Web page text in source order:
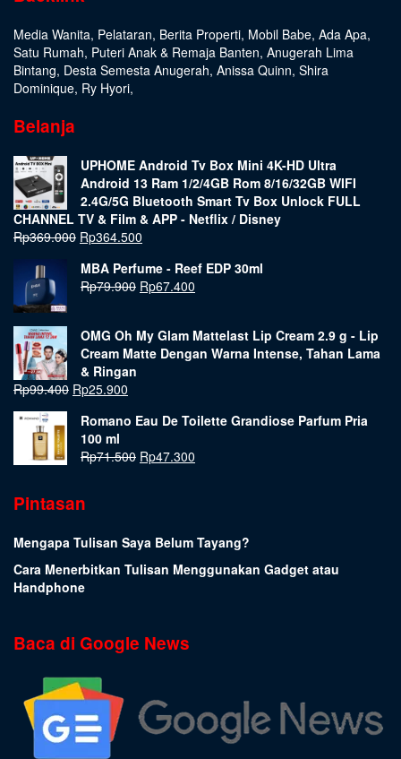
Media Wanita, Pelataran, Berita Properti, Mobil Babe, Ada Apa,
Satu Rumah, Puteri Anak & Remaja Banten, Anugerah Lima
Bintang, Desta Semesta Anugerah, Anissa Quinn, Shira
Dominique, Ry Hyori,
Belanja
UPHOME Android Tv Box Mini 4K-HD Ultra
Android 13 Ram 1/2/4GB Rom 8/16/32GB WIFI
2.4G/5G Bluetooth Smart Tv Box Unlock FULL
CHANNEL TV & Film & APP - Netflix / Disney
Rp369.000 Rp364.500
MBA Perfume - Reef EDP 30ml
Rp79.900 Rp67.400
OMG Oh My Glam Mattelast Lip Cream 2.9 g - Lip
Cream Matte Dengan Warna Intense, Tahan Lama
& Ringan
Rp99.400 Rp25.900
Romano Eau De Toilette Grandiose Parfum Pria
100 ml
Rp71.500 Rp47.300
Pintasan
Mengapa Tulisan Saya Belum Tayang?
Cara Menerbitkan Tulisan Menggunakan Gadget atau
Handphone
Baca di Google News